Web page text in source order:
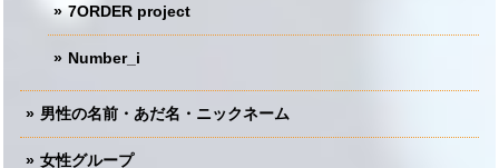
7ORDER project
Number_i
男性の名前・あだ名・ニックネーム
女性グループ